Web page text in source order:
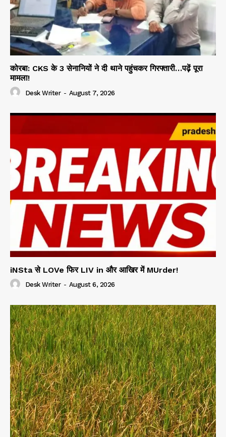
कोरबा: CKS के 3 सेनानियों ने दी थाने पहुंचकर गिरफ्तारी…पढ़ें पूरा
मामला!
Desk Writer - August 7, 2026
iNSta से LOVe फिर LIV in और आखिर में MUrder!
Desk Writer - August 6, 2026